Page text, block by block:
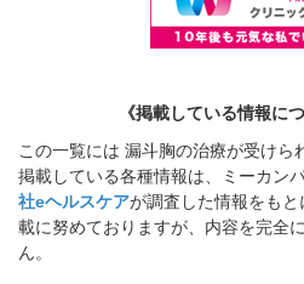
《掲載している情報に
この一覧には 漏斗胸の治療が受けら
掲載している各種情報は、ミーカン
社eヘルスケアが調査した情報をも
載に努めておりますが、内容を完全
ん。